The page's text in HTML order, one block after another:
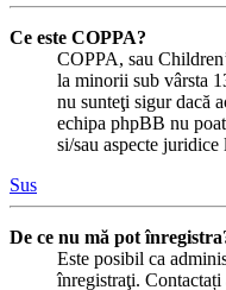
Ce este COPPA?
COPPA, sau
la minorii sub vârsta
nu sunteţi sigur dacă
echipa phpBB nu
si/sau aspecte juridice
Sus
De ce nu mă pot
Este posibil ca
înregistraţi.